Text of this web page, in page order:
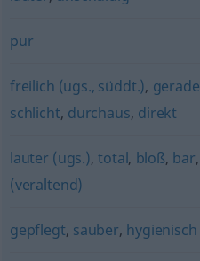
pur
freilich (ugs., süddt.), gerade
schlicht, durchaus, direkt
lauter (ugs.),total, bloß, bar,
(veraltend)
gepflegt, sauber, hygienisch